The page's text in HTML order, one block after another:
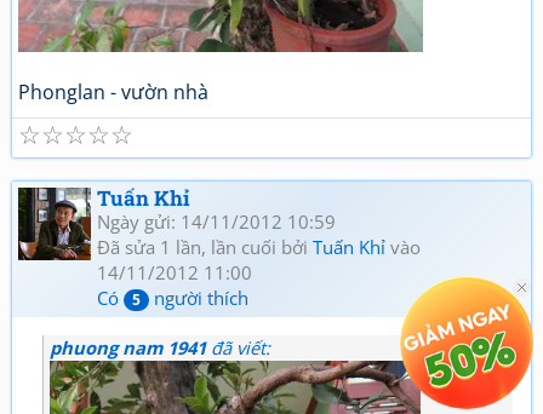
Phonglan - vườn nhà
☆
☆
☆
☆
☆
Tuấn Khỉ
Ngày gửi: 14/11/2012 10:59
Đã sửa 1 lần, lần cuối bởi Tuấn Khỉ vào
14/11/2012 11:00
Có
5 người thích
phuong nam 1941đã viết: